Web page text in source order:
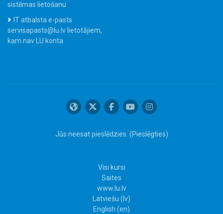
sistēmas lietošanu
IT atbalsta e-pasts
servisapasts@lu.lv lietotājiem,
kam nav LU konta
Jūs neesat pieslēdzies. (Pieslēgties)
Visi kursi
Saites
www.lu.lv
Latviešu ‎(lv)‎
English ‎(en)‎